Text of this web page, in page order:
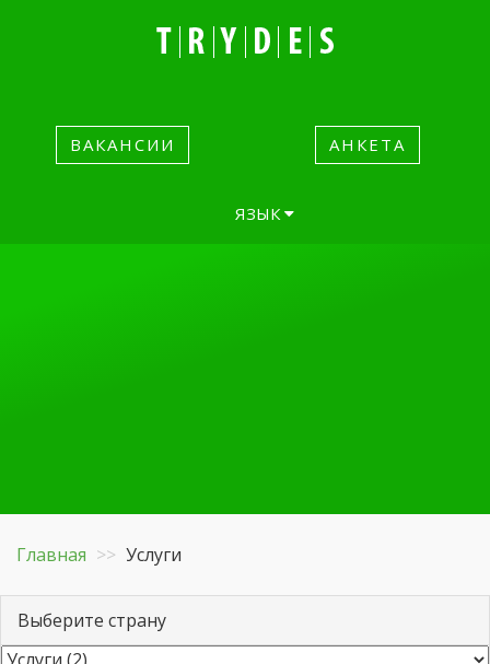
/home/visaimho/trydes.org/www/vqmod/vqcache/vq2-
on line312
ВАКАНСИИ АНКЕТА
ЯЗЫК
Главная Услуги
Выберите страну